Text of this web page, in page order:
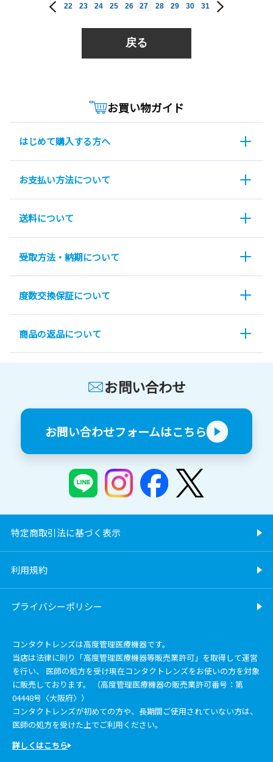
22 23 24 25 26 27 28 29 30 31
戻る
お買い物ガイド
はじめて購入する方へ
お支払い方法について
送料について
受取方法・納期について
度数交換保証について
商品の返品について
お問い合わせ
お問い合わせフォームはこちら
特定商取引法に基づく表示
利用規約
プライバシーポリシー
コンタクトレンズは高度管理医療機器です。
当店は法律に則り「高度管理医療機器等販売業許可」を取得して運営
を行い、 医師の処方を受け現在コンタクトレンズをお使いの方を対象
に販売しております。 （高度管理医療機器の販売業許可番号：第
04448号〈大阪府〉）
コンタクトレンズが初めての方や、長期間ご使用されていない方は、
医師の処方を受けた上でご利用ください。
詳しくはこちら